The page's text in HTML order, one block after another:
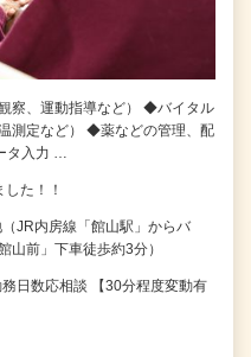
察、運動指導など） ◆バイタル
測定など） ◆薬などの管理、配
タ入力 …
た！！
JR内房線「館山駅」からバ
山前」下車徒歩約3分）
日数応相談 【30分程度変動有